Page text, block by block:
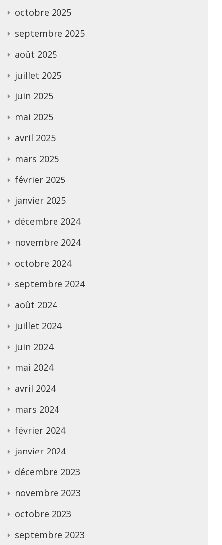
octobre 2025
septembre 2025
août 2025
juillet 2025
juin 2025
mai 2025
avril 2025
mars 2025
février 2025
janvier 2025
décembre 2024
novembre 2024
octobre 2024
septembre 2024
août 2024
juillet 2024
juin 2024
mai 2024
avril 2024
mars 2024
février 2024
janvier 2024
décembre 2023
novembre 2023
octobre 2023
septembre 2023